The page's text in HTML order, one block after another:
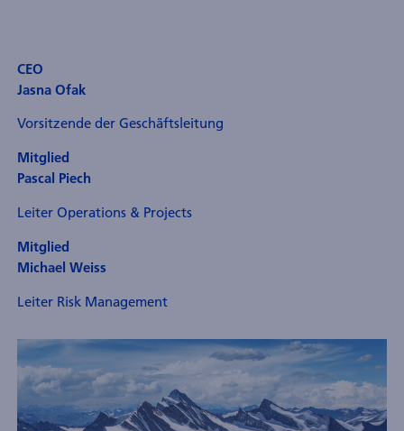
CEO
Jasna Ofak
Vorsitzende der Geschäftsleitung
Mitglied
Pascal Piech
Leiter Operations & Projects
Mitglied
Michael Weiss
Leiter Risk Management